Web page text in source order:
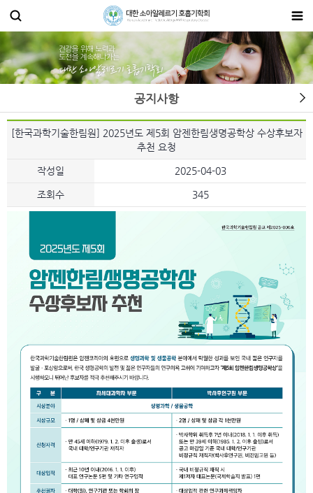
공지사항
[한국과학기술한림원] 2025년도 제5회 암젠한림생명공학상 수상후보자
추천 요청
작성일 2025-04-03
조회수 345